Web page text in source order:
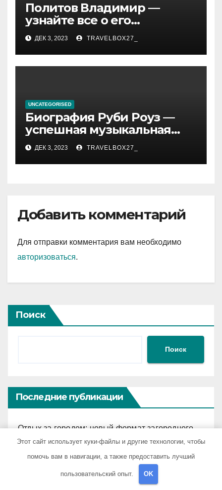
Политов Владимир —
узнайте все о его
биографии, возрасте и
впечатляющих
достижениях!
ДЕК 3, 2023 TRAVELBOX27_
UNCATEGORISED
Биография Руби Роуз —
успешная музыкальная
карьера, личная жизнь и
знаковые достижения
ДЕК 3, 2023 TRAVELBOX27_
Добавить комментарий
Для отправки комментария вам необходимо
авторизоваться.
Поиск
Поиск
Последние публикации
Отдых за городом: новый формат загородного
релакса
Экскурсионные туры по Байкалу с
предоставлением техники в аренду
Этот сайт использует куки-файлы и другие технологии, чтобы
помочь вам в навигации, а также предоставить лучший
пользовательский опыт. OK